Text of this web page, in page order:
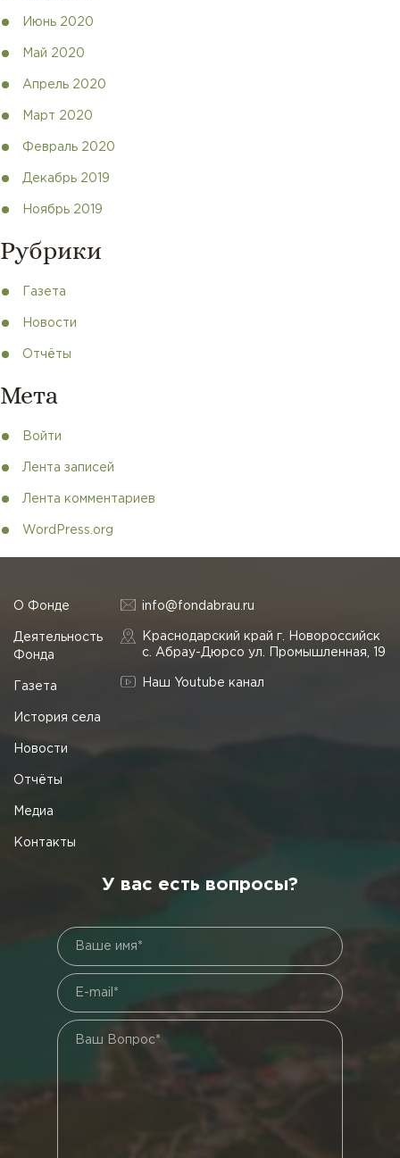
Июнь 2020
Май 2020
Апрель 2020
Март 2020
Февраль 2020
Декабрь 2019
Ноябрь 2019
Рубрики
Газета
Новости
Отчёты
Мета
Войти
Лента записей
Лента комментариев
WordPress.org
О Фонде
Деятельность
Фонда
Газета
История села
Новости
Отчёты
Медиа
Контакты
info@fondabrau.ru
Краснодарский край г. Новороссийск
с. Абрау-Дюрсо ул. Промышленная, 19
Наш Youtube канал
У вас есть вопросы?
Ваше имя*
E-mail*
Ваш Вопрос*